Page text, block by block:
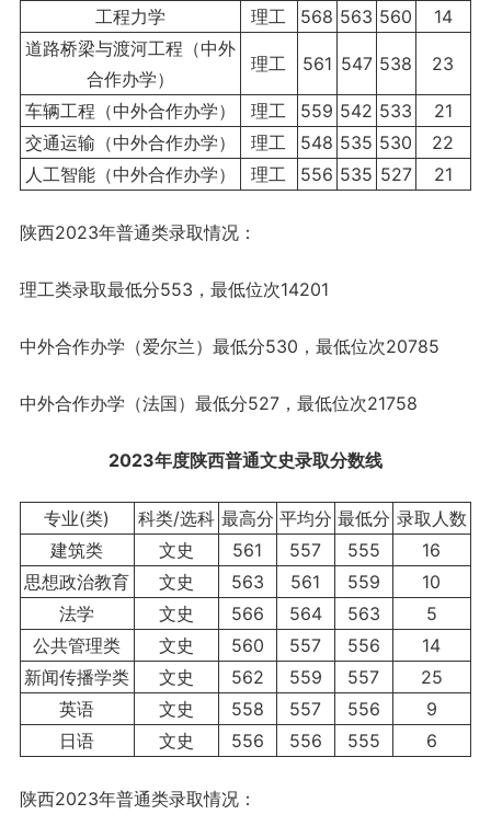
工程力学
理工 568 563 560
14
道路桥梁与渡河工程（中外
合作办学）
理工 561 547 538 23
车辆工程（中外合作办学） 理工 559 542 533
21
交通运输（中外合作办学）
理工 548 535 530
22
人工智能（中外合作办学）
理工 556 535 527 21
陕西2023年普通类录取情况：
理工类录取最低分553，最低位次14201
中外合作办学（爱尔兰）最低分530，最低位次20785
中外合作办学（法国）最低分527，最低位次21758
2023年度陕西普通文史录取分数线
专业(类) 科类/选科 最高分 平均分 最低分 录取人数
建筑类
文史 561 557 555
16
思想政治教育
文史 563 561 559
10
法学
文史 566 564 563
5
公共管理类
文史 560 557 556
14
新闻传播学类
文史 562 559 557
25
英语
文史 558 557 556
9
日语
文史 556 556 555 6
陕西2023年普通类录取情况：